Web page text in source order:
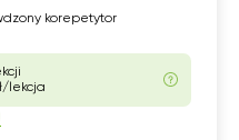
korepetytor
lekcja